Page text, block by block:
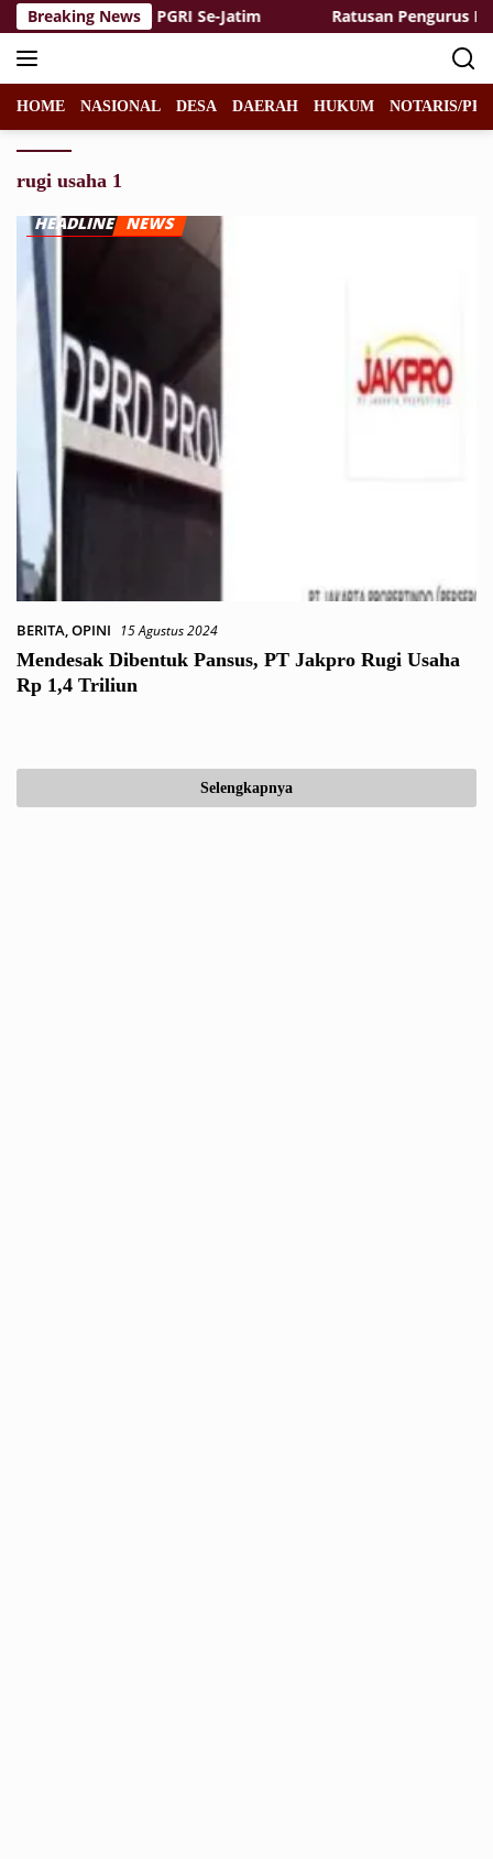
Langsung
ke
konten
Breaking News
Tinggi PGRI Se-Jatim Ratusan Pengurus NU
HOME NASIONAL DESA DAERAH HUKUM NOTARIS/
rugi usaha 1
BERITA,OPINI 15 Agustus 2024
Mendesak Dibentuk Pansus, PT Jakpro Rugi Usaha
Rp 1,4 Triliun
Selengkapnya